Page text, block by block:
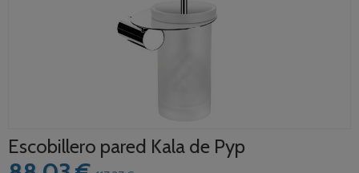
Escobillero pared Kala de Pyp